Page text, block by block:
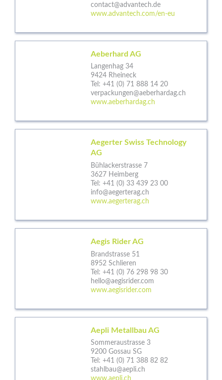
contact@advantech.de
www.advantech.com/en-eu
Aeberhard AG
Langenhag 34
9424 Rheineck
Tel: +41 (0) 71 888 14 20
verpackungen@aeberhardag.ch
www.aeberhardag.ch
Aegerter Swiss Technology
AG
Bühlackerstrasse 7
3627 Heimberg
Tel: +41 (0) 33 439 23 00
info@aegerterag.ch
www.aegerterag.ch
Aegis Rider AG
Brandstrasse 51
8952 Schlieren
Tel: +41 (0) 76 298 98 30
hello@aegisrider.com
www.aegisrider.com
Aepli Metallbau AG
Sommeraustrasse 3
9200 Gossau SG
Tel: +41 (0) 71 388 82 82
stahlbau@aepli.ch